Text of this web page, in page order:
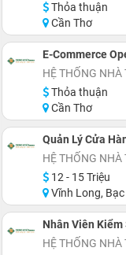
Thỏa thuận
Cần Thơ
E-Commerce
HỆ THỐNG NHÀ
Thỏa thuận
Cần Thơ
Quản Lý Cửa
HỆ THỐNG NHÀ
12 - 15 Triệu
Vĩnh Long, Bạc Liêu,
Nhân Viên Kiểm
HỆ THỐNG NHÀ